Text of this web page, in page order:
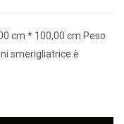
cm * 100,00 cm Peso
smerigliatrice è